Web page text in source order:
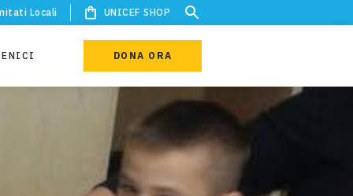
Locali UNICEF SHOP
DONA ORA